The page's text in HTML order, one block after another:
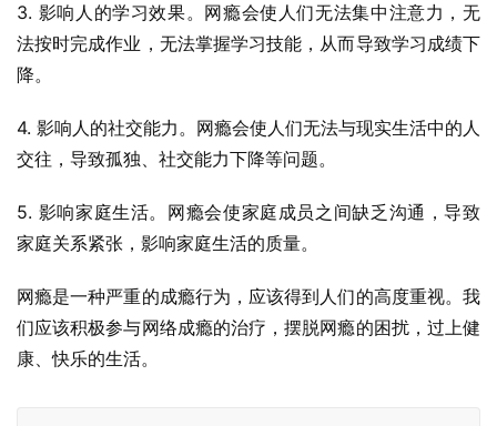
3. 影响人的学习效果。网瘾会使人们无法集中注意力，无
法按时完成作业，无法掌握学习技能，从而导致学习成绩下
降。
4. 影响人的社交能力。网瘾会使人们无法与现实生活中的人
交往，导致孤独、社交能力下降等问题。
5. 影响家庭生活。网瘾会使家庭成员之间缺乏沟通，导致
家庭关系紧张，影响家庭生活的质量。
网瘾是一种严重的成瘾行为，应该得到人们的高度重视。我
们应该积极参与网络成瘾的治疗，摆脱网瘾的困扰，过上健
康、快乐的生活。